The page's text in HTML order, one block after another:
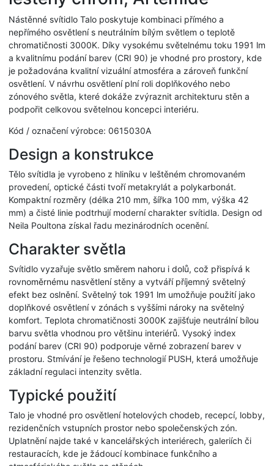
Nástěnné svítidlo Talo poskytuje kombinaci přímého a
nepřímého osvětlení s neutrálním bílým světlem o teplotě
chromatičnosti 3000K. Díky vysokému světelnému toku 1991 lm
a kvalitnímu podání barev (CRI 90) je vhodné pro prostory, kde
je požadována kvalitní vizuální atmosféra a zároveň funkční
osvětlení. V návrhu osvětlení plní roli doplňkového nebo
zónového světla, které dokáže zvýraznit architekturu stěn a
podpořit celkovou světelnou koncepci interiéru.
Kód / označení výrobce: 0615030A
Design a konstrukce
Tělo svítidla je vyrobeno z hliníku v leštěném chromovaném
provedení, optické části tvoří metakrylát a polykarbonát.
Kompaktní rozměry (délka 210 mm, šířka 100 mm, výška 42
mm) a čisté linie podtrhují moderní charakter svítidla. Design od
Neila Poultona získal řadu mezinárodních ocenění.
Charakter světla
Svítidlo vyzařuje světlo směrem nahoru i dolů, což přispívá k
rovnoměrnému nasvětlení stěny a vytváří příjemný světelný
efekt bez oslnění. Světelný tok 1991 lm umožňuje použití jako
doplňkové osvětlení v zónách s vyššími nároky na světelný
komfort. Teplota chromatičnosti 3000K zajišťuje neutrální bílou
barvu světla vhodnou pro většinu interiérů. Vysoký index
podání barev (CRI 90) podporuje věrné zobrazení barev v
prostoru. Stmívání je řešeno technologií PUSH, která umožňuje
základní regulaci intenzity světla.
Typické použití
Talo je vhodné pro osvětlení hotelových chodeb, recepcí, lobby,
rezidenčních vstupních prostor nebo společenských zón.
Uplatnění najde také v kancelářských interiérech, galeriích či
restauracích, kde je žádoucí kombinace funkčního a